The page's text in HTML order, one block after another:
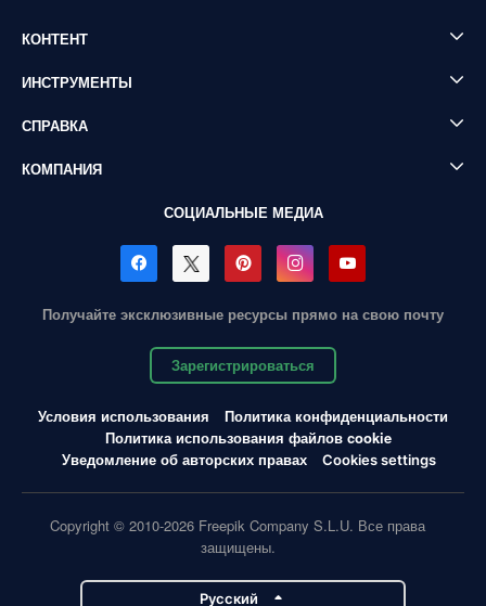
КОНТЕНТ
ИНСТРУМЕНТЫ
СПРАВКА
КОМПАНИЯ
СОЦИАЛЬНЫЕ МЕДИА
Получайте эксклюзивные ресурсы прямо на свою почту
Зарегистрироваться
Условия использования
Политика конфиденциальности
Политика использования файлов cookie
Уведомление об авторских правах
Cookies settings
Copyright © 2010-2026 Freepik Company S.L.U. Все права
защищены.
Pусский